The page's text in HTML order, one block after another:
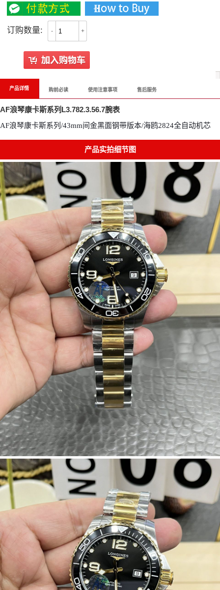
订购数量: - +
产品详情 购前必读 使用注意事项 售后服务
AF浪琴康卡斯系列L3.782.3.56.7腕表
AF浪琴康卡斯系列/43mm间金黑面钢带版本/海鸥2824全自动机芯
产品实拍细节图